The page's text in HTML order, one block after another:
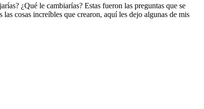
¿Qué le cambiarías? Estas fueron las preguntas que se
cosas increíbles que crearon, aquí les dejo algunas de mis